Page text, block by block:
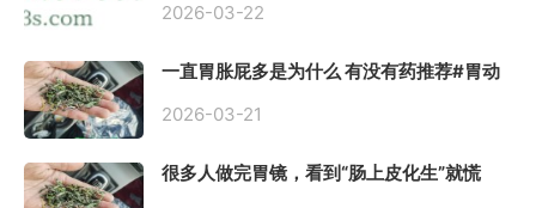
2026-03-22
一直胃胀屁多是为什么 有没有药推荐#胃动
2026-03-21
很多人做完胃镜，看到“肠上皮化生”就慌